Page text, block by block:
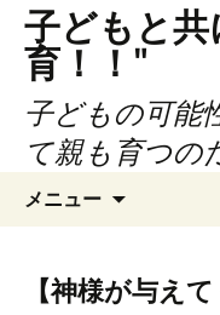
子どもと
育！！"
子どもの可能
て親も育つの
メニュー
ン
ツ
【神様が与え